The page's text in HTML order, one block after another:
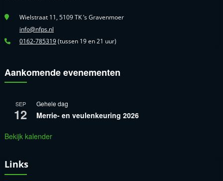
Wielstraat 11, 5109 TK ’s Gravenmoer
info@nfps.nl
0162-785319(tussen 19 en 21 uur)
Aankomende evenementen
SEP
12
Gehele dag
Merrie- en veulenkeuring 2026
Bekijk kalender
Links